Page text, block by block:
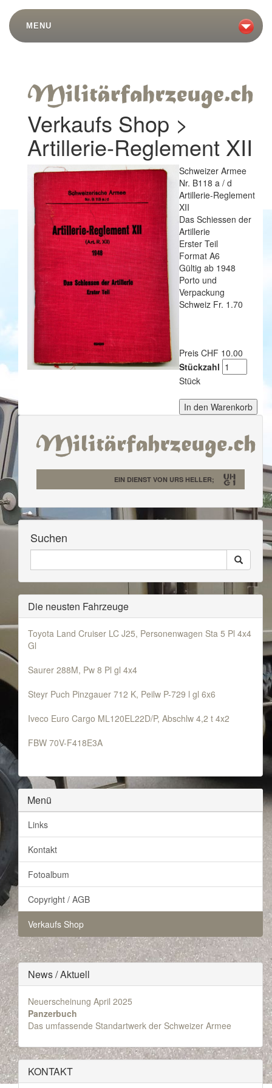
MENU
Verkaufs Shop >
Artillerie-Reglement XII
Schweizer Armee
Nr. B118 a / d
Artillerie-Reglement
XII
Das Schiessen der
Artillerie
Erster Teil
Format A6
Gültig ab 1948
Porto und
Verpackung
Schweiz Fr. 1.70
Preis CHF 10.00
Stückzahl
Stück
EIN DIENST VON URS HELLER;
Suchen
Durchsuchen
Search
Die neusten Fahrzeuge
Toyota Land Cruiser LC J25, Personenwagen Sta 5 Pl 4x4
Gl
Saurer 288M, Pw 8 Pl gl 4x4
Steyr Puch Pinzgauer 712 K, Peilw P-729 l gl 6x6
Iveco Euro Cargo ML120EL22D/P, Abschlw 4,2 t 4x2
FBW 70V-F418E3A
Menü
Links
Kontakt
Fotoalbum
Copyright / AGB
Verkaufs Shop
News / Aktuell
Neuerscheinung April 2025
Panzerbuch
Das umfassende Standartwerk der Schweizer Armee
KONTAKT